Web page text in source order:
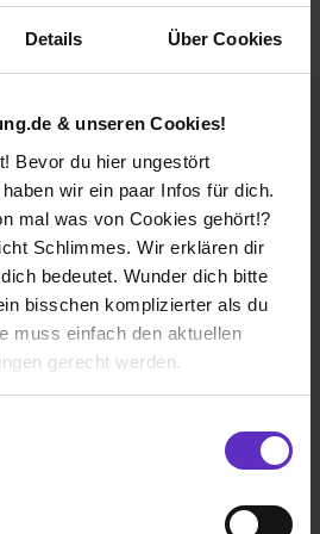
Details Über Cookies
& unseren Cookies!
Bevor du hier ungestört
wir ein paar Infos für dich.
mal was von Cookies gehört!?
Schlimmes. Wir erklären dir
bedeutet. Wunder dich bitte
bisschen komplizierter als du
muss einfach den aktuellen
gerecht werden.
600€
700€
800€
zur Seite. Ich kann meine